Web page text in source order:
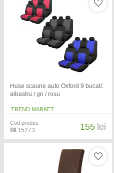
Huse scaune auto Oxford 9 bucati:
albastru / gri / rosu
TREND MARKET
Cod produs
15273 155 lei